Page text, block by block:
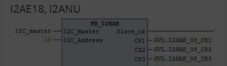
I2AE18, I2ANU